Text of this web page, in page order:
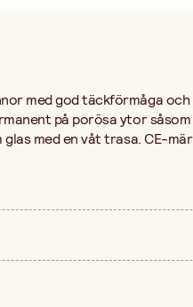
med god täckförmåga och
på porösa ytor
med en våt trasa. CE-